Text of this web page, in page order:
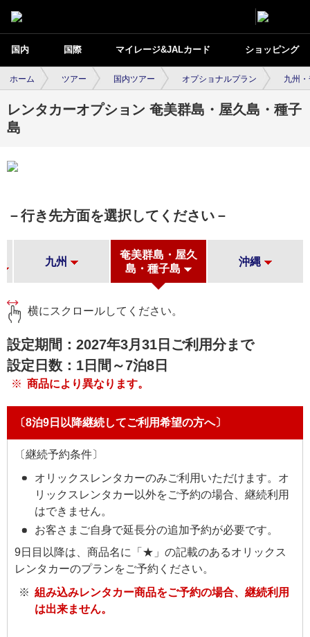
国内 国際 マイレージ&JALカード ショッピング
ホーム ツアー 国内ツアー オプショナルプラン 九州
レンタカーオプション 奄美群島・屋久島・種子
島
－行き先方面を選択してください－
九州
奄美群島・屋久
島・種子島
沖縄
横にスクロールしてください。
設定期間：2027年3月31日ご利用分まで
設定日数：1日間～7泊8日
商品により異なります。
〔8泊9日以降継続してご利用希望の方へ〕
〔継続予約条件〕
オリックスレンタカーのみご利用いただけます。オ
リックスレンタカー以外をご予約の場合、継続利用
はできません。
お客さまご自身で延長分の追加予約が必要です。
9日目以降は、商品名に「★」の記載のあるオリックス
レンタカーのプランをご予約ください。
組み込みレンタカー商品をご予約の場合、継続利用
は出来ません。